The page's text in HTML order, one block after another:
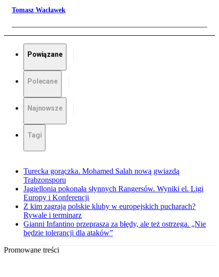
Tomasz Wacławek
Powiązane
Polecane
Najnowsze
Tagi
Turecka gorączka. Mohamed Salah nową gwiazdą
Trabzonsporu
Jagiellonia pokonała słynnych Rangersów. Wyniki el. Ligi
Europy i Konferencji
Z kim zagrają polskie kluby w europejskich pucharach?
Rywale i terminarz
Gianni Infantino przeprasza za błędy, ale też ostrzega. „Nie
będzie tolerancji dla ataków”
Promowane treści